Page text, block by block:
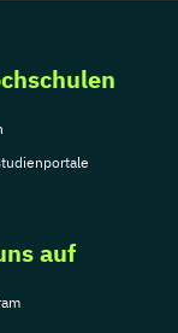
auf